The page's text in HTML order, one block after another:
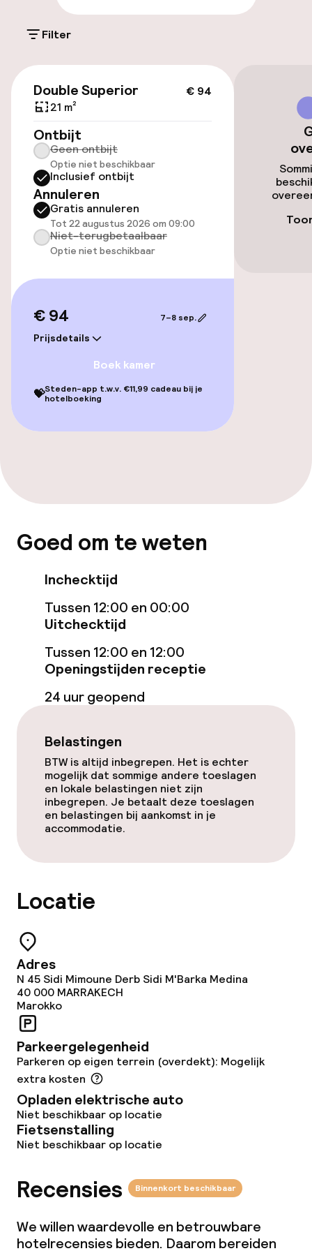
Parkeergelegenheid op eigen terrein
(buiten)
Parkeerservice
Luchthavenshuttle
Fietsverhuur
Toegankelijkheid
Zoetwater binnenzwembad
Stoombad
Turks stoombad (hamam)
Spacentrum
Spa behandelingen
Entertainment
Betaalde wifi
Tuin
Terras
Zonneterras
Game-kamer
Eet- en drinkgelegenheden
Restaurant
Bar
Eet- en drinkdiensten
Lunch, vast menu
Diner à la carte
Filter
€ 94
Double Superior
21 m²
Ontbijt
Geen ontbijt
Optie niet beschikbaar
Inclusief ontbijt
Annuleren
Gratis annuleren
Tot 22 augustus 2026 om 09:00
Niet-terugbetaalbaar
Optie niet beschikbaar
€ 94
Prijsdetails
7–8 sep.
Boek kamer
💝Steden-app t.w.v. €11,99 cadeau bij je
hotelboeking
Goed om te weten
Inchecktijd
Tussen 12:00 en 00:00
Uitchecktijd
Tussen 12:00 en 12:00
Openingstijden receptie
24 uur geopend
Belastingen
BTW is altijd inbegrepen. Het is echter
mogelijk dat sommige andere toeslagen
en lokale belastingen niet zijn
inbegrepen. Je betaalt deze toeslagen
en belastingen bij aankomst in je
accommodatie.
Locatie
Adres
N 45 Sidi Mimoune Derb Sidi M'Barka Medina
40 000 MARRAKECH
Marokko
Parkeergelegenheid
Parkeren op eigen terrein (overdekt): Mogelijk
extra kosten
Opladen elektrische auto
Niet beschikbaar op locatie
Fietsenstalling
Niet beschikbaar op locatie
Recensies Binnenkort beschikbaar
We willen waardevolle en betrouwbare
hotelrecensies bieden. Daarom bereiden